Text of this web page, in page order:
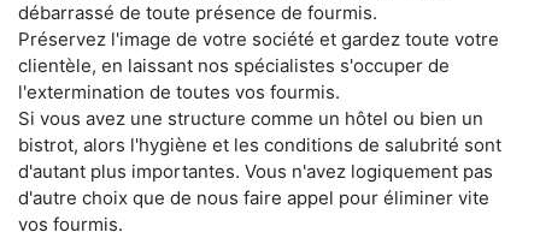
débarrassé de toute présence de fourmis.
Préservez l'image de votre société et gardez toute votre
clientèle, en laissant nos spécialistes s'occuper de
l'extermination de toutes vos fourmis.
Si vous avez une structure comme un hôtel ou bien un
bistrot, alors l'hygiène et les conditions de salubrité sont
d'autant plus importantes. Vous n'avez logiquement pas
d'autre choix que de nous faire appel pour éliminer vite
vos fourmis.